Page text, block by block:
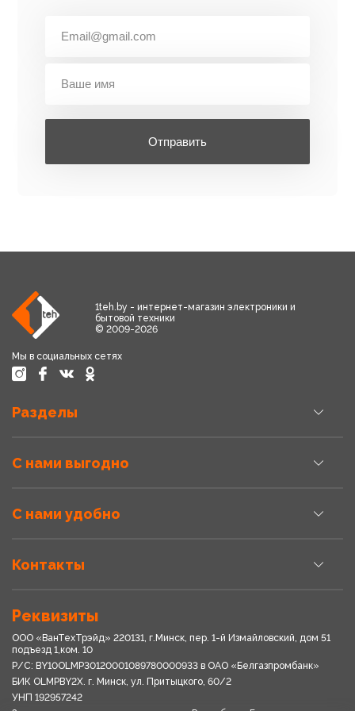
Отправить
1teh.by - интернет-магазин электроники и
бытовой техники
© 2009-2026
Мы в социальных сетях
Разделы
С нами выгодно
С нами удобно
Контакты
Реквизиты
ООО «ВанТехТрэйд» 220131, г.Минск, пер. 1-й Измайловский, дом 51
подъезд 1,ком. 10
Р/С: BY10OLMP30120001089780000933 в OАО «Белгазпромбанк»
БИК OLMPBY2X. г. Минск, ул. Притыцкого, 60/2
УНП 192957242